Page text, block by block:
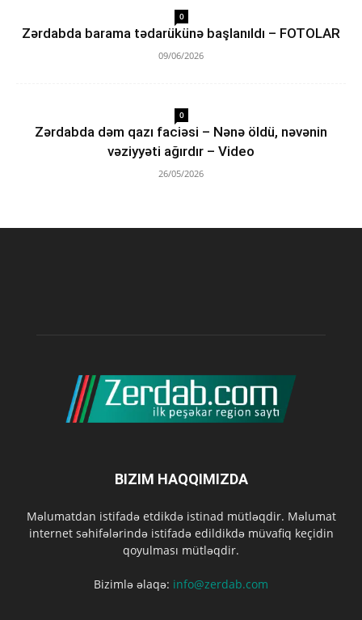
0
Zərdabda barama tədarükünə başlanıldı – FOTOLAR
09/06/2026
0
Zərdabda dəm qazı faciəsi – Nənə öldü, nəvənin
vəziyyəti ağırdır – Video
26/05/2026
BIZIM HAQQIMIZDA
Məlumatdan istifadə etdikdə istinad mütləqdir. Məlumat
internet səhifələrində istifadə edildikdə müvafiq keçidin
qoyulması mütləqdir.
Bizimlə əlaqə: info@zerdab.com